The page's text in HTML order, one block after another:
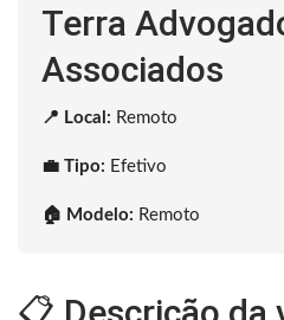
Terra
Associados
📍 Local: Remoto
💼 Tipo: Efetivo
🏠 Modelo: Remoto